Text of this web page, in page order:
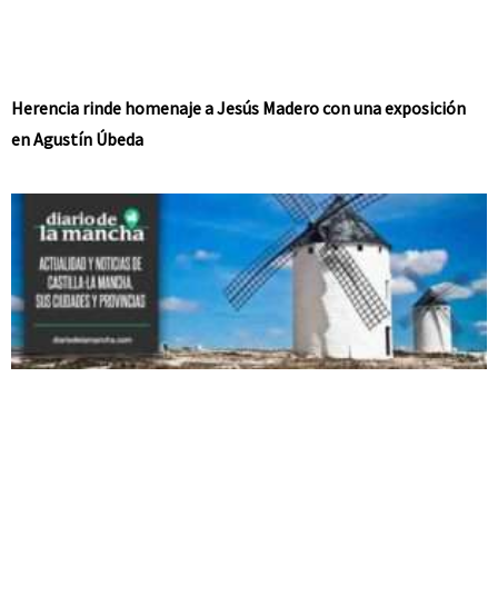
Herencia rinde homenaje a Jesús Madero con una exposición
en Agustín Úbeda